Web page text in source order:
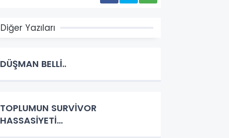
Diğer Yazıları
DÜŞMAN BELLİ..
TOPLUMUN SURVİVOR
HASSASİYETİ...